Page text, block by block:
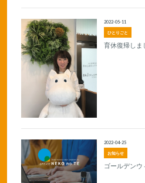
ひとりごと
2022-05-11
育休復帰しま
お知らせ
2022-04-25
ゴールデンウ